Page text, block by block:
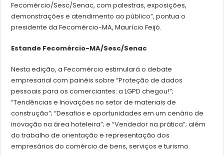
Fecomércio/Sesc/Senac, com palestras, exposições,
demonstrações e atendimento ao público”, pontua o
presidente da Fecomércio-MA, Maurício Feijó.
Estande Fecomércio-MA/Sesc/Senac
Nesta edição, a Fecomércio estimulará o debate
empresarial com painéis sobre “Proteção de dados
pessoais para os comerciantes: a LGPD chegou!”;
“Tendências e Inovações no setor de materiais de
construção”; “Desafios e oportunidades em um cenário de
inovação na área hoteleira”; e “Vendedor na prática”; além
do trabalho de orientação e representação dos
empresários do comércio de bens, serviços e turismo.